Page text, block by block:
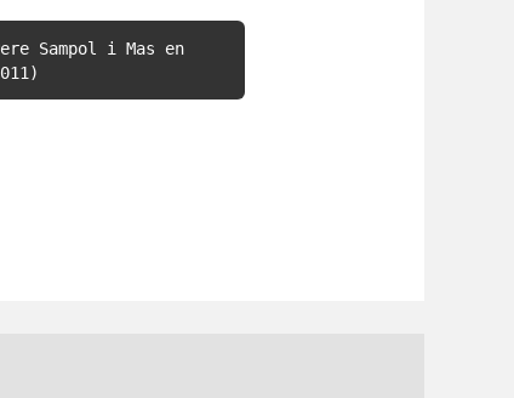
Sampol i Mas en